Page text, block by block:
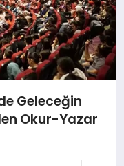
Geleceğin
Okur-Yazar